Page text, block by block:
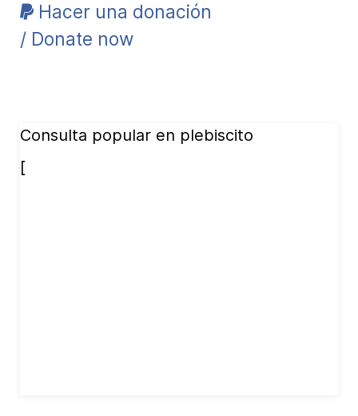
Hacer una donación
/ Donate now
Consulta popular en plebiscito
[